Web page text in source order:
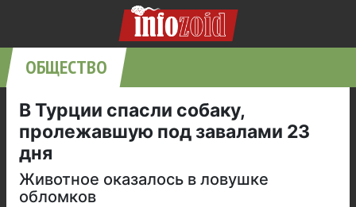
ОБЩЕСТВО
В Турции спасли собаку,
пролежавшую под завалами 23
дня
Животное оказалось в ловушке
обломков